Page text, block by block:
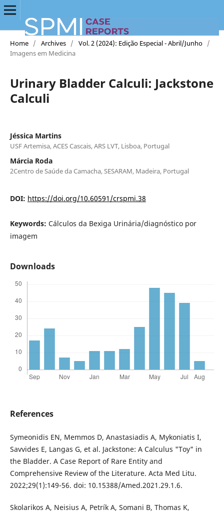
Home / Archives / Vol. 2 (2024): Edição Especial - Abril/Junho /
Imagens em Medicina
Urinary Bladder Calculi: Jackstone
Calculi
Jéssica Martins
USF Artemisa, ACES Cascais, ARS LVT, Lisboa, Portugal
Márcia Roda
2Centro de Saúde da Camacha, SESARAM, Madeira, Portugal
DOI: https://doi.org/10.60591/crspmi.38
Keywords: Cálculos da Bexiga Urinária/diagnóstico por
imagem
Downloads
References
Symeonidis EN, Memmos D, Anastasiadis A, Mykoniatis I,
Savvides E, Langas G, et al. Jackstone: A Calculus "Toy" in
the Bladder. A Case Report of Rare Entity and
Comprehensive Review of the Literature. Acta Med Litu.
2022;29(1):149-56. doi: 10.15388/Amed.2021.29.1.6.
Skolarikos A, Neisius A, Petrík A, Somani B, Thomas K,